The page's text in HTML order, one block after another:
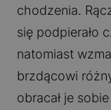
chodzenia.
się podpierało
natomiast
brzdącowi
obracał je